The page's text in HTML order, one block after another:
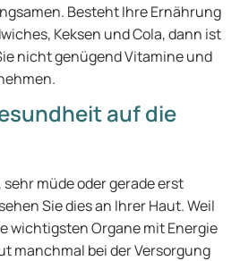
Besteht Ihre Ernährung
Keksen und Cola, dann ist
nicht genügend Vitamine und
auf die
müde oder gerade erst
Sie dies an Ihrer Haut. Weil
wichtigsten Organe mit Energie
manchmal bei der Versorgung